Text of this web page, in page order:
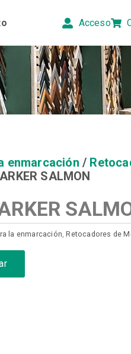
Acceso
enmarcación /
SALMON
la enmarcación,Retocadores de